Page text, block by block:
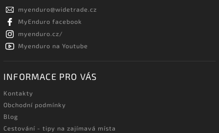
myenduro@widetrade.cz
MyEnduro facebook
myenduro.cz/
Myenduro na Youtube
INFORMACE PRO VÁS
Kontakty
Obchodní podmínky
Blog
Cestování - tipy na zajímavá místa